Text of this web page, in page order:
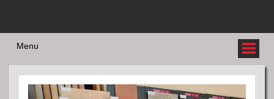
Menu